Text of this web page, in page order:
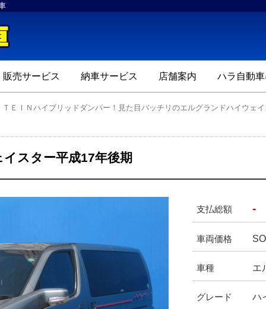
販売サービス 納車サービス 店舗案内 ハラ自動
ＥＩＮハイブリッドダンパー！見た目バッチリのエルグランドハイウェ
スター平成17年後期
支払総額 -
車両価格
車種 エ
グレード ハ